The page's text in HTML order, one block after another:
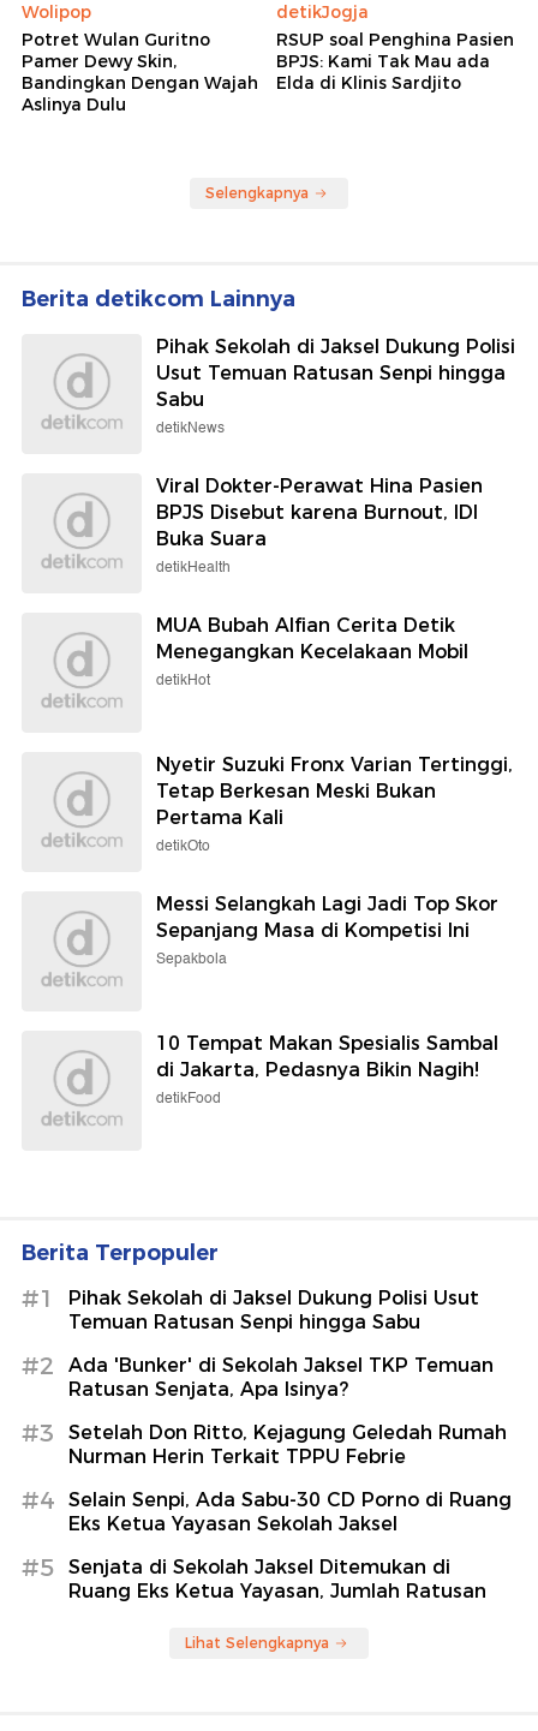
Wolipop
Potret Wulan Guritno
Pamer Dewy Skin,
Bandingkan Dengan Wajah
Aslinya Dulu
detikJogja
RSUP soal Penghina Pasien
BPJS: Kami Tak Mau ada
Elda di Klinis Sardjito
Selengkapnya
Berita detikcom Lainnya
Pihak Sekolah di Jaksel Dukung Polisi
Usut Temuan Ratusan Senpi hingga
Sabu
detikNews
Viral Dokter-Perawat Hina Pasien
BPJS Disebut karena Burnout, IDI
Buka Suara
detikHealth
MUA Bubah Alfian Cerita Detik
Menegangkan Kecelakaan Mobil
detikHot
Nyetir Suzuki Fronx Varian Tertinggi,
Tetap Berkesan Meski Bukan
Pertama Kali
detikOto
Messi Selangkah Lagi Jadi Top Skor
Sepanjang Masa di Kompetisi Ini
Sepakbola
10 Tempat Makan Spesialis Sambal
di Jakarta, Pedasnya Bikin Nagih!
detikFood
Berita Terpopuler
#1
Pihak Sekolah di Jaksel Dukung Polisi Usut
Temuan Ratusan Senpi hingga Sabu
#2
Ada 'Bunker' di Sekolah Jaksel TKP Temuan
Ratusan Senjata, Apa Isinya?
#3
Setelah Don Ritto, Kejagung Geledah Rumah
Nurman Herin Terkait TPPU Febrie
#4
Selain Senpi, Ada Sabu-30 CD Porno di Ruang
Eks Ketua Yayasan Sekolah Jaksel
#5
Senjata di Sekolah Jaksel Ditemukan di
Ruang Eks Ketua Yayasan, Jumlah Ratusan
Lihat Selengkapnya